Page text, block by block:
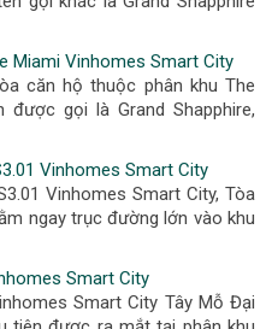
Miami Vinhomes Smart City
căn hộ thuộc phân khu The
gọi là Grand Shapphire,
Vinhomes Smart City
Vinhomes Smart City, Tòa
ngay trục đường lớn vào khu
Smart City
Smart City Tây Mỗ Đại